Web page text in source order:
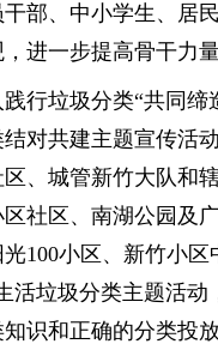
部、中小学生、居
进一步提高骨干力
践行垃圾分类“共同
对共建主题宣传活
、城管新竹大队和
社区、南湖公园及
100小区、新竹小
活垃圾分类主题活
识和正确的分类投